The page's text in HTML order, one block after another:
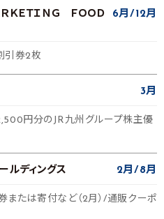
ＫＥＴＩＮＧ ＦＯＯＤ
6月 12月
引券2枚
3月
円分のJR九州グループ株主優
ルディングス 2月 8月
または寄付など（2月）/通販クーポ